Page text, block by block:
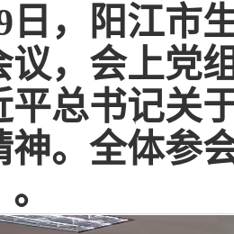
日 ，
阳江市
议， 会上党
平总书记关
神。全体参